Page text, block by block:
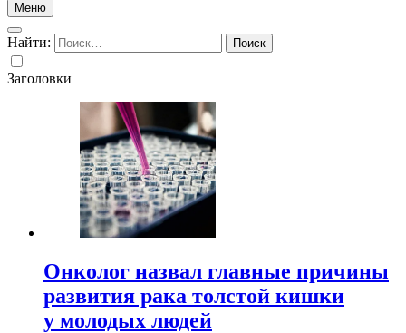
Меню
Найти:
Заголовки
Онколог назвал главные причины
развития рака толстой кишки
у молодых людей